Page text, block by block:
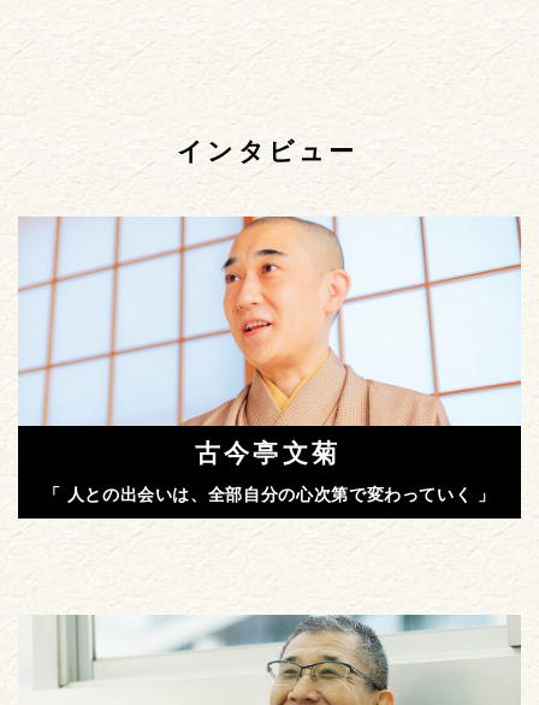
インタビュー
古今亭文菊
「 人との出会いは、全部自分の心次第で変わっていく 」